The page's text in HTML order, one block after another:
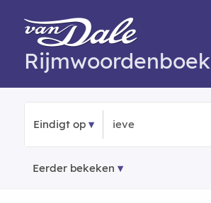
Rijmwoordenboek
Eindigt op
Eerder bekeken